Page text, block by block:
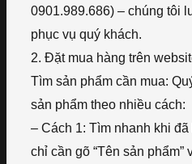
0901.989.686) – chúng tôi
phục vụ quý khách.
2. Đặt mua hàng trên
Tìm sản phẩm cần mua:
sản phẩm theo nhiều cách:
– Cách 1: Tìm nhanh khi
chỉ cần gõ “Tên sản phẩm”